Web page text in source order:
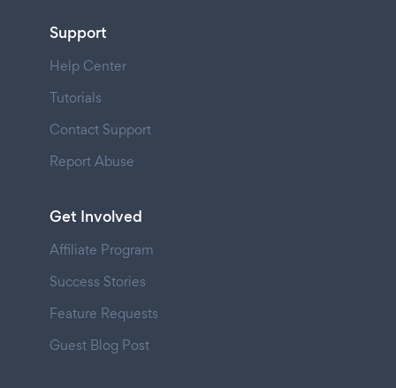
Support
Help Center
Tutorials
Contact Support
Report Abuse
Get Involved
Affiliate Program
Success Stories
Feature Requests
Guest Blog Post